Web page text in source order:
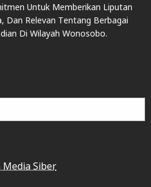
Untuk Memberikan Liputan
Dan Relevan Tentang Berbagai
Di Wilayah Wonosobo.
Siber